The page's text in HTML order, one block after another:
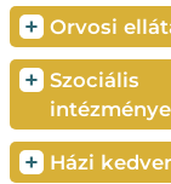
+ Orvosi
+ Szociális
+ Házi